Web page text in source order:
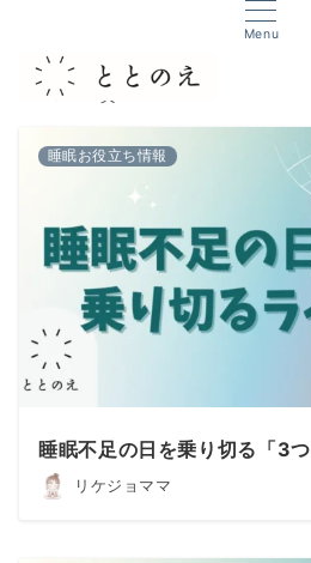
Menu
TOP
睡眠お役立ち情報
睡眠不足の日を乗り切る「3つ
リケジョママ